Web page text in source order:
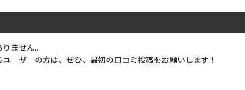
ません。
ザーの方は、ぜひ、最初の口コミ投稿をお願いします！